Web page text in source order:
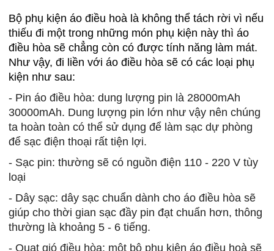
Bộ phụ kiện áo điều hoà là không thể tách rời vì nếu
thiếu đi một trong những món phụ kiện này thì áo
điều hòa sẽ chẳng còn có được tính năng làm mát.
Như vậy, đi liền với áo điều hòa sẽ có các loại phụ
kiện như sau:
- Pin áo điều hòa: dung lượng pin là 28000mAh
30000mAh. Dung lượng pin lớn như vậy nên chúng
ta hoàn toàn có thể sử dụng để làm sạc dự phòng
để sạc điện thoại rất tiện lợi.
- Sạc pin: thường sẽ có nguồn điện 110 - 220 V tùy
loại
- Dây sạc: dây sạc chuẩn dành cho áo điều hòa sẽ
giúp cho thời gian sạc đầy pin đạt chuẩn hơn, thông
thường là khoảng 5 - 6 tiếng.
- Quạt gió điều hòa: một bộ phụ kiện áo điều hoà sẽ